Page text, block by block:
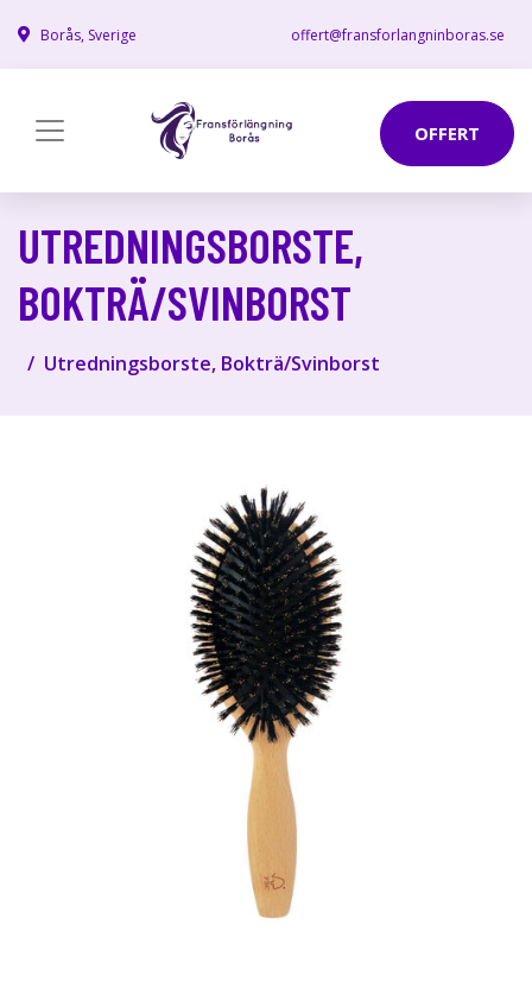
Borås, Sverige offert@fransforlangninboras.se
OFFERT
UTREDNINGSBORSTE,
BOKTRÄ/SVINBORST
Utredningsborste, Bokträ/Svinborst